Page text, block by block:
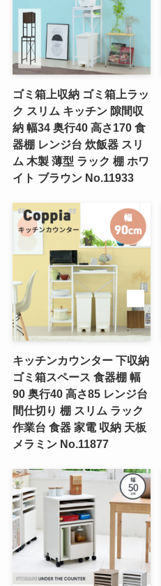
ゴミ箱上収納 ゴミ箱上ラッ
ク スリム キッチン 隙間収
納 幅34 奥行40 高さ170 食
器棚 レンジ台 炊飯器 スリ
ム 木製 薄型 ラック 棚 ホワ
イト ブラウン No.11933
キッチンカウンター 下収納
ゴミ箱スペース 食器棚 幅
90 奥行40 高さ85 レンジ台
間仕切り 棚 スリム ラック
作業台 食器 家電 収納 天板
メラミン No.11877